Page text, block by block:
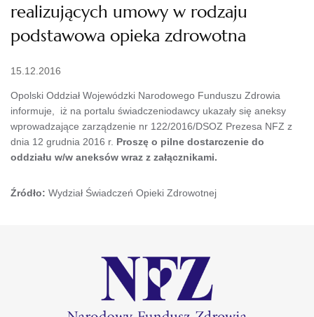
realizujących umowy w rodzaju
podstawowa opieka zdrowotna
15.12.2016
Opolski Oddział Wojewódzki Narodowego Funduszu Zdrowia
informuje, iż na portalu świadczeniodawcy ukazały się aneksy
wprowadzające zarządzenie nr 122/2016/DSOZ Prezesa NFZ z
dnia 12 grudnia 2016 r. Proszę o pilne dostarczenie do
oddziału w/w aneksów wraz z załącznikami.
Źródło: Wydział Świadczeń Opieki Zdrowotnej